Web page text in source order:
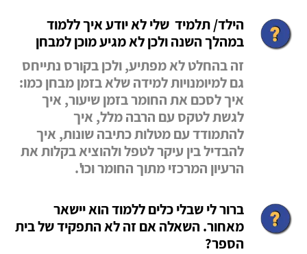
הילד/ תלמיד שלי לא יודע איך ללמוד
במהלך השנה ולכן לא מגיע מוכן למבחן
זה בהחלט לא מפתיע, ולכן בקורס נתייחס
גם למיומנויות למידה שלא בזמן מבחן כמו:
איך לסכם את החומר בזמן שיעור, איך
לגשת לטקס עם הרבה מלל, איך
להתמודדעם מטלות כתיבה שונות, איך
להבדיל בין עיקר לטפל ולהוציא בקלות את
הרעיון המרכזי מתוך החומר וכו'.
ברור לי שבלי כלים ללמוד הוא יישאר
מאחור. השאלה אם זה לא התפקיד של בית
הספר?